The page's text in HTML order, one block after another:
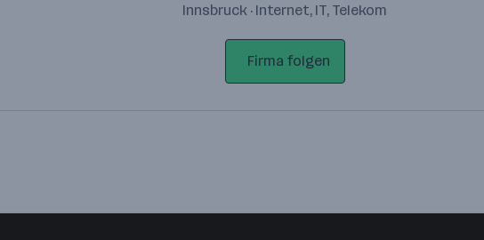
Innsbruck · Internet, IT, Telekom
Firma folgen